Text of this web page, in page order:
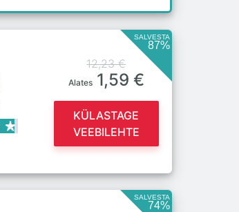
SALVESTA
87%
12,23 €
Alates1,59 €
KÜLASTAGE
VEEBILEHTE
SALVESTA
74%